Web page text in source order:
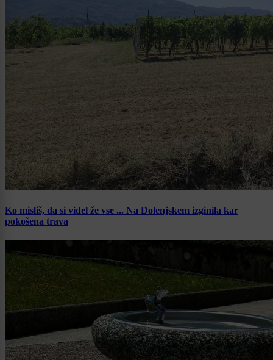
Ko misliš, da si videl že vse ... Na Dolenjskem izginila kar
pokošena trava